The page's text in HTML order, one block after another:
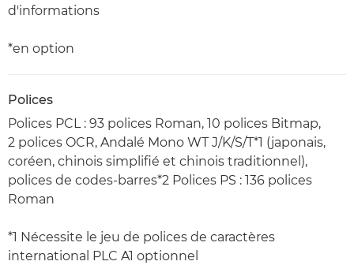
d'informations
*en option
Polices
Polices PCL : 93 polices Roman, 10 polices Bitmap,
2 polices OCR, Andalé Mono WT J/K/S/T*1 (japonais,
coréen, chinois simplifié et chinois traditionnel),
polices de codes-barres*2 Polices PS : 136 polices
Roman
*1 Nécessite le jeu de polices de caractères
international PLC A1 optionnel